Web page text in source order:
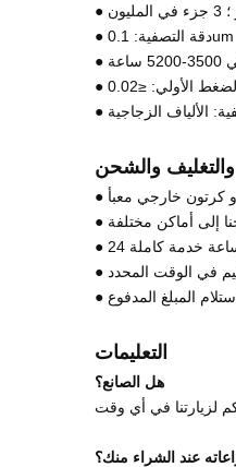
● دقة التصفية: 0.1um
الألياف الزجاجية
والتغليف والشحن
التعليمات
هل الصانع؟
عند الشراء منك؟